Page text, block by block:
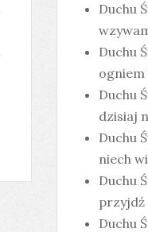
Duchu
Duchu
Duchu
dzisiaj
Duchu
niech
Duchu
przyjdź
Duchu